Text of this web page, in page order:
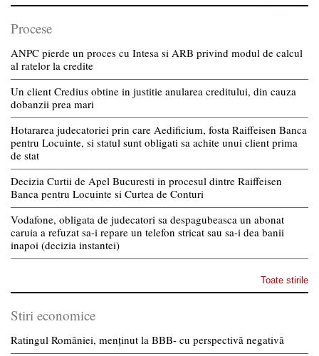
Procese
ANPC pierde un proces cu Intesa si ARB privind modul de calcul
al ratelor la credite
Un client Credius obtine in justitie anularea creditului, din cauza
dobanzii prea mari
Hotararea judecatoriei prin care Aedificium, fosta Raiffeisen Banca
pentru Locuinte, si statul sunt obligati sa achite unui client prima
de stat
Decizia Curtii de Apel Bucuresti in procesul dintre Raiffeisen
Banca pentru Locuinte si Curtea de Conturi
Vodafone, obligata de judecatori sa despagubeasca un abonat
caruia a refuzat sa-i repare un telefon stricat sau sa-i dea banii
inapoi (decizia instantei)
Toate stirile
Stiri economice
Ratingul României, menținut la BBB- cu perspectivă negativă